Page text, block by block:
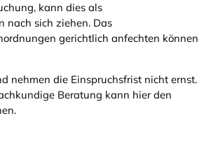
kann dies als
nach sich ziehen. Das
gerichtlich anfechten können
nehmen die Einspruchsfrist nicht ernst.
Beratung kann hier den